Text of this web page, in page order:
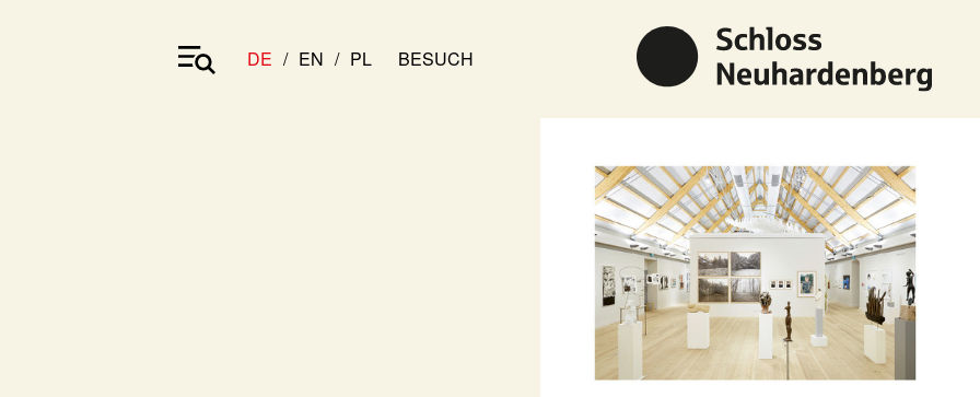
DE EN PL BESUCH